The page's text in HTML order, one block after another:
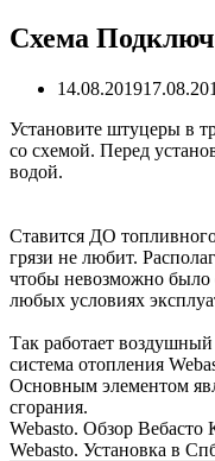
Схема
14.08.2019
Установите штуцеры в
со схемой. Перед
водой.
Ставится ДО
грязи не любит.
чтобы невозможно было
любых условиях
Так работает
система отопления
Основным элементом
сгорания.
Webasto. Обзор Вебасто
Webasto. Установка в